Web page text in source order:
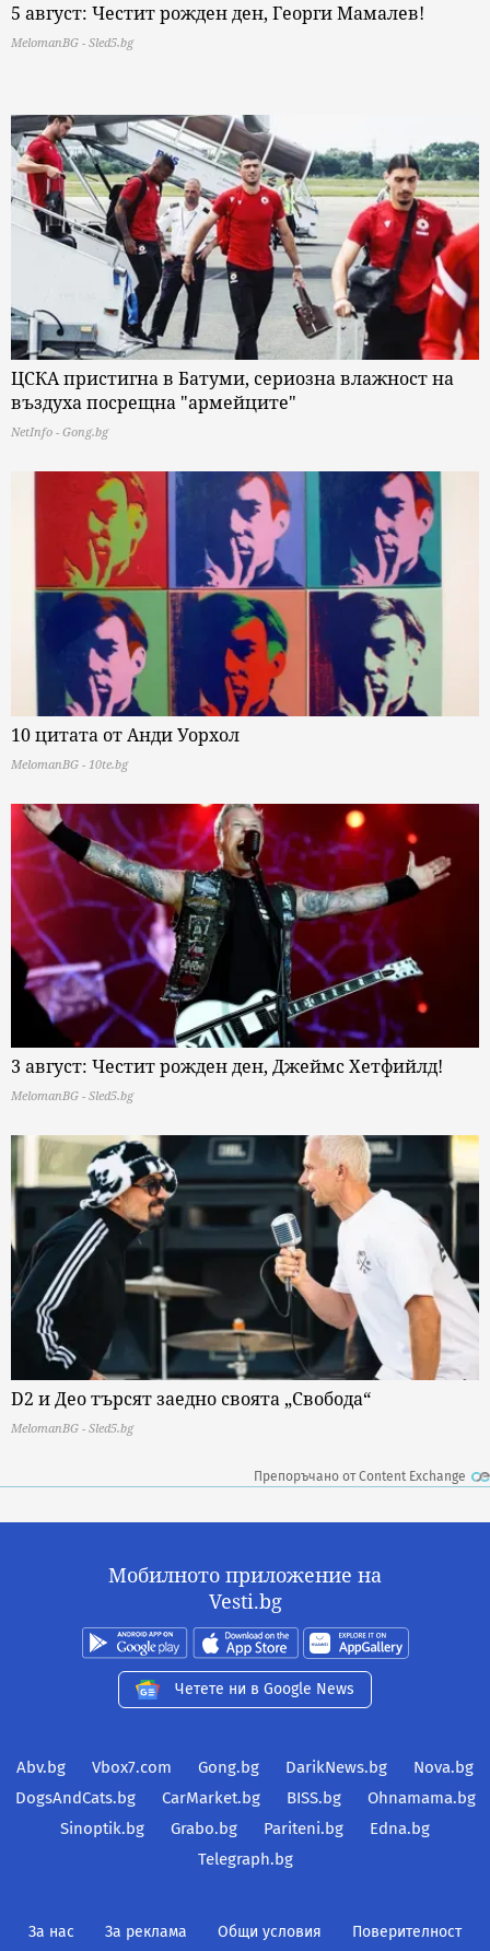
5 август: Честит рожден ден, Георги Мамалев!
MelomanBG - Sled5.bg
ЦСКА пристигна в Батуми, сериозна влажност на
въздуха посрещна "армейците"
NetInfo - Gong.bg
10 цитата от Анди Уорхол
MelomanBG - 10te.bg
3 август: Честит рожден ден, Джеймс Хетфийлд!
MelomanBG - Sled5.bg
D2 и Део търсят заедно своята „Свобода“
MelomanBG - Sled5.bg
Препоръчано от Content Exchange
Мобилното приложение на
Vesti.bg
Четете ни в Google News
Abv.bg Vbox7.com Gong.bg DarikNews.bg
Nova.bg
DogsAndCats.bg
CarMarket.bg BISS.bg
Ohnamama.bg
Sinoptik.bg
Grabo.bg Pariteni.bg
Edna.bg
Telegraph.bg
За нас За реклама Общи условия
Поверителност